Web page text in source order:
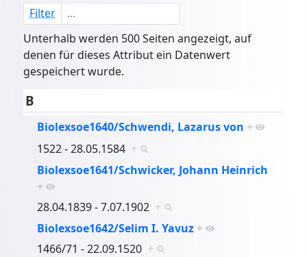
Filter
Unterhalb werden 500 Seiten angezeigt, auf
denen für dieses Attribut ein Datenwert
gespeichert wurde.
B
Biolexsoe1640/Schwendi, Lazarus von +
1522 - 28.05.1584 +
Biolexsoe1641/Schwicker, Johann Heinrich
+
28.04.1839 - 7.07.1902 +
Biolexsoe1642/Selim I. Yavuz +
1466/71 - 22.09.1520 +